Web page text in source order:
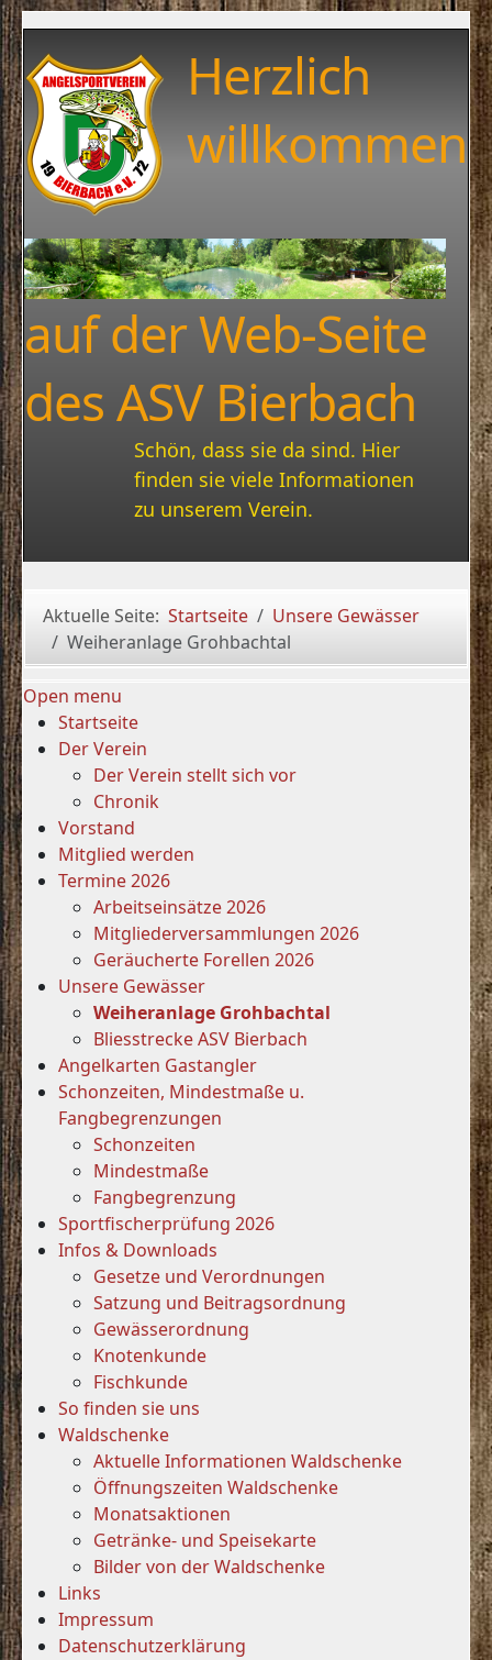
Herzlich
willkommen
auf der Web-Seite
des ASV Bierbach
Schön, dass sie da sind. Hier
finden sie viele Informationen
zu unserem Verein.
Aktuelle Seite: Startseite
Unsere Gewässer
Weiheranlage Grohbachtal
Open menu
Startseite
Der Verein
Der Verein stellt sich vor
Chronik
Vorstand
Mitglied werden
Termine 2026
Arbeitseinsätze 2026
Mitgliederversammlungen 2026
Geräucherte Forellen 2026
Unsere Gewässer
Weiheranlage Grohbachtal
Bliesstrecke ASV Bierbach
Angelkarten Gastangler
Schonzeiten, Mindestmaße u.
Fangbegrenzungen
Schonzeiten
Mindestmaße
Fangbegrenzung
Sportfischerprüfung 2026
Infos & Downloads
Gesetze und Verordnungen
Satzung und Beitragsordnung
Gewässerordnung
Knotenkunde
Fischkunde
So finden sie uns
Waldschenke
Aktuelle Informationen Waldschenke
Öffnungszeiten Waldschenke
Monatsaktionen
Getränke- und Speisekarte
Bilder von der Waldschenke
Links
Impressum
Datenschutzerklärung